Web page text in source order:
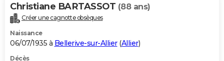
Bricolage
Lifestyle
Culture
Sport
Auto
Television
Voyage
Cinema
Christiane BARTASSOT (88 ans)
Créer une cagnotte obsèques
Naissance
06/07/1935 à Bellerive-sur-Allier(Allier)
Décès